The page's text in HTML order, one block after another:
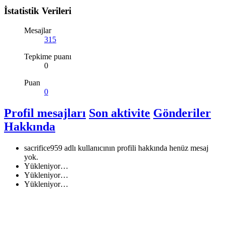
İstatistik Verileri
Mesajlar
315
Tepkime puanı
0
Puan
0
Profil mesajları Son aktivite Gönderiler
Hakkında
sacrifice959 adlı kullanıcının profili hakkında henüz mesaj
yok.
Yükleniyor…
Yükleniyor…
Yükleniyor…